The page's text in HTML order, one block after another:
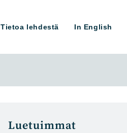
Tietoa lehdestä In English
Luetuimmat